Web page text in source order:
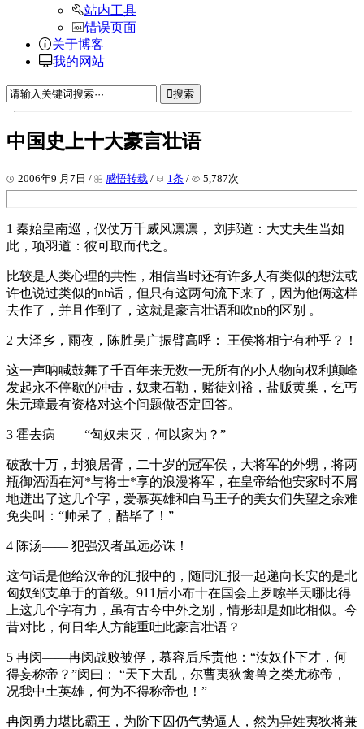
站内工具
错误页面
关于博客
我的网站
搜索
中国史上十大豪言壮语
2006年9 月7日 / 感悟转载 / 1条 / 5,787次
1 秦始皇南巡，仪仗万千威风凛凛， 刘邦道：大丈夫生当如
此，项羽道：彼可取而代之。
比较是人类心理的共性，相信当时还有许多人有类似的想法或
许也说过类似的nb话，但只有这两句流下来了，因为他俩这样
去作了，并且作到了，这就是豪言壮语和吹nb的区别 。
2 大泽乡，雨夜，陈胜吴广振臂高呼： 王侯将相宁有种乎？！
这一声呐喊鼓舞了千百年来无数一无所有的小人物向权利颠峰
发起永不停歇的冲击，奴隶石勒，赌徒刘裕，盐贩黄巢，乞丐
朱元璋最有资格对这个问题做否定回答。
3 霍去病—— “匈奴未灭，何以家为？”
破敌十万，封狼居胥，二十岁的冠军侯，大将军的外甥，将两
瓶御酒洒在河*与将士*享的浪漫将军，在皇帝给他安家时不屑
地迸出了这几个字，爱慕英雄和白马王子的美女们失望之余难
免尖叫：“帅呆了，酷毕了！”
4 陈汤—— 犯强汉者虽远必诛！
这句话是他给汉帝的汇报中的，随同汇报一起递向长安的是北
匈奴郅支单于的首级。911后小布十在国会上罗嗦半天哪比得
上这几个字有力，虽有古今中外之别，情形却是如此相似。今
昔对比，何日华人方能重吐此豪言壮语？
5 冉闵——冉闵战败被俘，慕容后斥责他：“汝奴仆下才，何
得妄称帝？”闵曰： “天下大乱，尔曹夷狄禽兽之类尤称帝，
况我中土英雄，何为不得称帝也！”
冉闵勇力堪比霸王，为阶下囚仍气势逼人，然为异姓夷狄将兼